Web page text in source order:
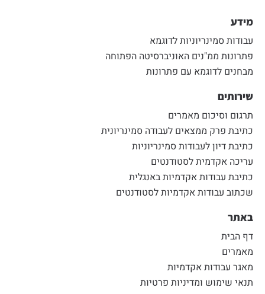
מידע
עבודות סמינריוניות לדוגמא
פתרונות ממ"נים האוניברסיטה הפתוחה
מבחנים לדוגמא עם פתרונות
שירותים
תרגום וסיכום מאמרים
כתיבת פרק ממצאים לעבודה סמינריונית
כתיבת דיון לעבודות סמינריוניות
עריכה אקדמית לסטודנטים
כתיבת עבודות אקדמיות באנגלית
שכתוב עבודות אקדמיות לסטודנטים
באתר
דף הבית
מאמרים
מאגר עבודות אקדמיות
תנאי שימוש ומדיניות פרטיות